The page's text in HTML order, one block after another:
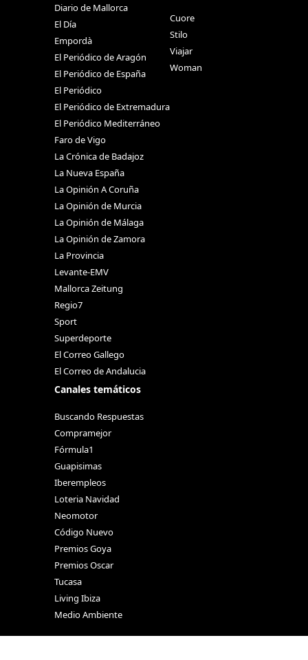
Diario de Mallorca
El Día
Empordà
El Periódico de Aragón
El Periódico de España
El Periódico
El Periódico de Extremadura
El Periódico Mediterráneo
Faro de Vigo
La Crónica de Badajoz
La Nueva España
La Opinión A Coruña
La Opinión de Murcia
La Opinión de Málaga
La Opinión de Zamora
La Provincia
Levante-EMV
Mallorca Zeitung
Regio7
Sport
Superdeporte
El Correo Gallego
El Correo de Andalucia
Canales temáticos
Buscando Respuestas
Compramejor
Fórmula1
Guapisimas
Iberempleos
Loteria Navidad
Neomotor
Código Nuevo
Premios Goya
Premios Oscar
Tucasa
Living Ibiza
Medio Ambiente
Cuore
Stilo
Viajar
Woman